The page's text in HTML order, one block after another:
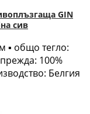
GIN
сив
▪ общо тегло:
100%
Белгия